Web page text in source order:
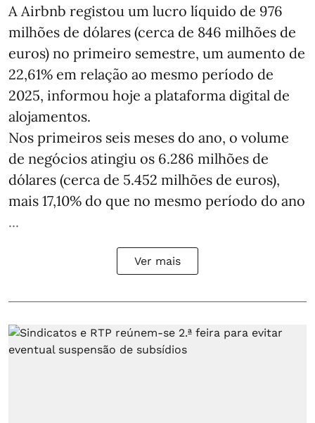
A Airbnb registou um lucro líquido de 976
milhões de dólares (cerca de 846 milhões de
euros) no primeiro semestre, um aumento de
22,61% em relação ao mesmo período de
2025, informou hoje a plataforma digital de
alojamentos.
Nos primeiros seis meses do ano, o volume
de negócios atingiu os 6.286 milhões de
dólares (cerca de 5.452 milhões de euros),
mais 17,10% do que no mesmo período do ano
...
Ver mais